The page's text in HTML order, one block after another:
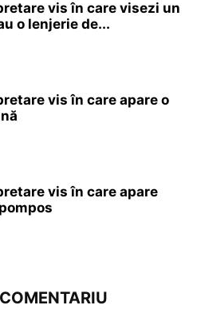
vis în care visezi un
o lenjerie de...
vis în care apare o
vis în care apare